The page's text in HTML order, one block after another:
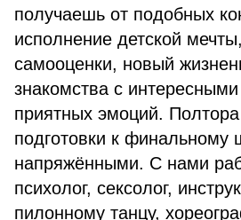
получаешь от подобных
исполнение детской
самооценки, новый
знакомства с
приятных эмоций.
подготовки к финальному
напряжёнными. С нами
психолог, сексолог,
пилонному танцу,